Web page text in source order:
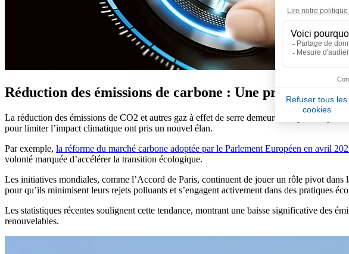
Réduction des émissions de carbone : Une priorité pour
La réduction des émissions de CO2 et autres gaz à effet de serre demeure une
pour limiter l’impact climatique ont pris un nouvel élan.
Par exemple, la réforme du marché carbone adoptée par le Parlement Européen en avril
volonté marquée d’accélérer la transition écologique.
Les initiatives mondiales, comme l’Accord de Paris, continuent de jouer un rôle pivot
pour qu’ils minimisent leurs rejets polluants et s’engagent activement dans des pratiques
Les statistiques récentes soulignent cette tendance, montrant une baisse significative des
renouvelables.